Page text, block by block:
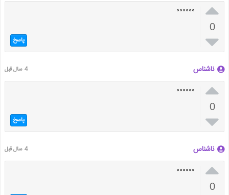

0

۰۰۰۰۰۰
پاسخ
ناشناس 4 سال قبل

0

۰۰۰۰۰۰
پاسخ
ناشناس 4 سال قبل

0
۰۰۰۰۰۰